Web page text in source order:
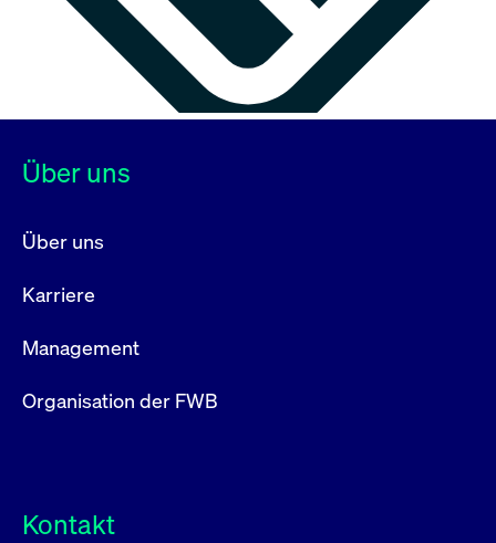
Über uns
Über uns
Karriere
Management
Organisation der FWB
Kontakt